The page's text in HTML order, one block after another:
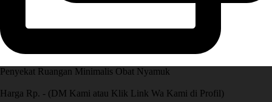
Penyekat Ruangan Minimalis Obat Nyamuk
Harga Rp. - (DM Kami atau Klik Link Wa Kami di Profil)